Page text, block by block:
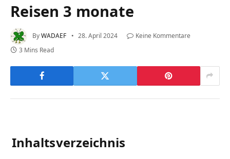
Reisen 3 monate
ByWADAEF 28. April 2024
Keine Kommentare
3 Mins Read
Inhaltsverzeichnis